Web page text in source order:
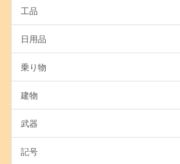
工品
日用品
乗り物
建物
武器
記号